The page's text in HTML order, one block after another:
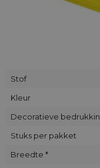
Stof
Kleur
Decoratieve
Stuks per pakket
Breedte *